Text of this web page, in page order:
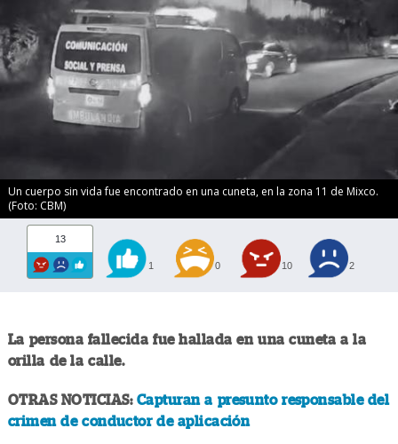
Un cuerpo sin vida fue encontrado en una cuneta, en la zona 11 de Mixco.
(Foto: CBM)
13
1 0 10 2
La persona fallecida fue hallada en una cuneta a la
orilla de la calle.
OTRAS NOTICIAS: Capturan a presunto responsable del
crimen de conductor de aplicación